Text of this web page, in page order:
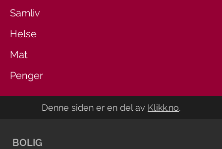
Samliv
Helse
Mat
Penger
Denne siden er en del av Klikk.no.
BOLIG